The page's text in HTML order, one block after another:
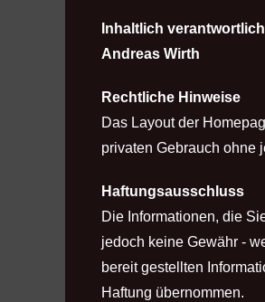
Inhaltlich
Andreas Wirth
Rechtliche Hinweise
Das Layout der
privaten Gebrauch ohne
Haftungsausschluss
Die Informationen, die
jedoch keine Gewähr -
bereit gestellten
Haftung übernommen.